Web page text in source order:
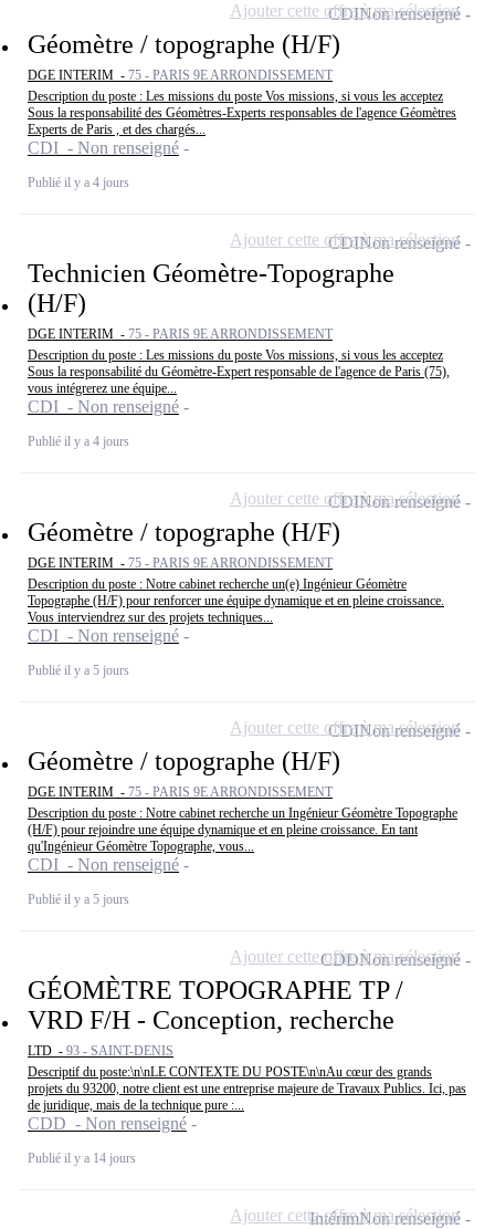
Géomètre / topographe (H/F)
DGE INTERIM - 75 - PARIS 9E ARRONDISSEMENT
Description du poste : Les missions du poste Vos missions, si vous les acceptez
Sous la responsabilité des Géomètres-Experts responsables de l'agence Géomètres
Experts de Paris , et des chargés...
CDI - Non renseigné
Publié il y a 4 jours
CDINon renseigné
Ajouter cette offre à ma sélection
Technicien Géomètre-Topographe
(H/F)
DGE INTERIM - 75 - PARIS 9E ARRONDISSEMENT
Description du poste : Les missions du poste Vos missions, si vous les acceptez
Sous la responsabilité du Géomètre-Expert responsable de l'agence de Paris (75),
vous intégrerez une équipe...
CDI - Non renseigné
Publié il y a 4 jours
CDINon renseigné
Ajouter cette offre à ma sélection
Géomètre / topographe (H/F)
DGE INTERIM - 75 - PARIS 9E ARRONDISSEMENT
Description du poste : Notre cabinet recherche un(e) Ingénieur Géomètre
Topographe (H/F) pour renforcer une équipe dynamique et en pleine croissance.
Vous interviendrez sur des projets techniques...
CDI - Non renseigné
Publié il y a 5 jours
CDINon renseigné
Ajouter cette offre à ma sélection
Géomètre / topographe (H/F)
DGE INTERIM - 75 - PARIS 9E ARRONDISSEMENT
Description du poste : Notre cabinet recherche un Ingénieur Géomètre Topographe
(H/F) pour rejoindre une équipe dynamique et en pleine croissance. En tant
qu'Ingénieur Géomètre Topographe, vous...
CDI - Non renseigné
Publié il y a 5 jours
CDINon renseigné
Ajouter cette offre à ma sélection
GÉOMÈTRE TOPOGRAPHE TP /
VRD F/H - Conception, recherche
LTD - 93 - SAINT-DENIS
Descriptif du poste:\n\nLE CONTEXTE DU POSTE\n\nAu cœur des grands
projets du 93200, notre client est une entreprise majeure de Travaux Publics. Ici, pas
de juridique, mais de la technique pure :...
CDD - Non renseigné
Publié il y a 14 jours
CDDNon renseigné
Ajouter cette offre à ma sélection
IntérimNon renseigné
Ajouter cette offre à ma sélection